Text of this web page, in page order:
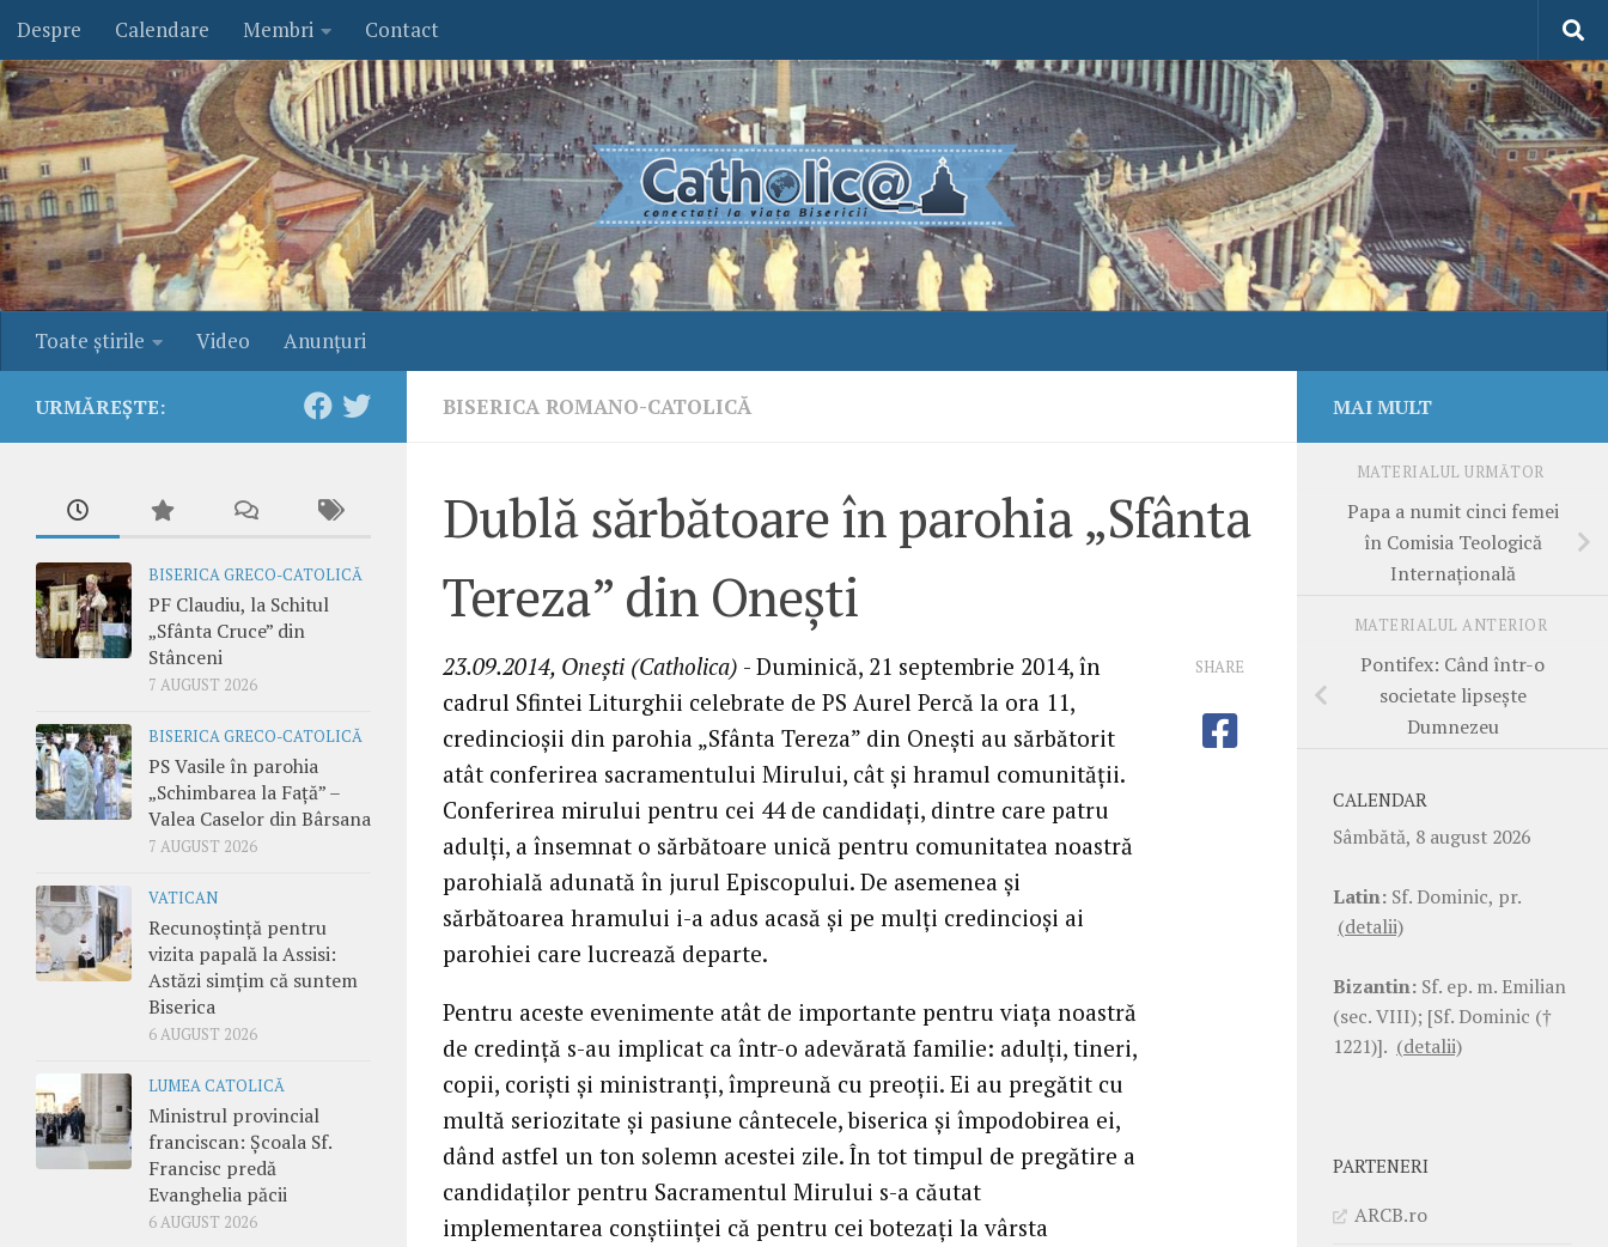
Skip to content
Despre Calendare Membri Contact
Toate ştirile Video Anunţuri
BISERICA ROMANO-CATOLICĂ
Dublă sărbătoare în parohia „Sfânta
Tereza” din Oneşti
23.09.2014, Oneşti (Catholica) - Duminică, 21 septembrie 2014, în
cadrul Sfintei Liturghii celebrate de PS Aurel Percă la ora 11,
credincioşii din parohia „Sfânta Tereza” din Oneşti au sărbătorit
atât conferirea sacramentului Mirului, cât şi hramul comunităţii.
Conferirea mirului pentru cei 44 de candidaţi, dintre care patru
adulţi, a însemnat o sărbătoare unică pentru comunitatea noastră
parohială adunată în jurul Episcopului. De asemenea şi
sărbătoarea hramului i-a adus acasă şi pe mulţi credincioşi ai
parohiei care lucrează departe.
Pentru aceste evenimente atât de importante pentru viaţa noastră
de credinţă s-au implicat ca într-o adevărată familie: adulţi, tineri,
copii, corişti şi ministranţi, împreună cu preoţii. Ei au pregătit cu
multă seriozitate şi pasiune cântecele, biserica şi împodobirea ei,
dând astfel un ton solemn acestei zile. În tot timpul de pregătire a
candidaţilor pentru Sacramentul Mirului s-a căutat
implementarea conştiinţei că pentru cei botezaţi la vârsta
SHARE
URMĂREȘTE:
BISERICA GRECO-CATOLICĂ
PF Claudiu, la Schitul
„Sfânta Cruce” din
Stânceni
7 AUGUST 2026
BISERICA GRECO-CATOLICĂ
PS Vasile în parohia
„Schimbarea la Față” –
Valea Caselor din Bârsana
7 AUGUST 2026
VATICAN
Recunoștință pentru
vizita papală la Assisi:
Astăzi simțim că suntem
Biserica
6 AUGUST 2026
LUMEA CATOLICĂ
Ministrul provincial
franciscan: Școala Sf.
Francisc predă
Evanghelia păcii
6 AUGUST 2026
MAI MULT
MATERIALUL URMĂTOR
Papa a numit cinci femei
în Comisia Teologică
Internaţională
MATERIALUL ANTERIOR
Pontifex: Când într-o
societate lipseşte
Dumnezeu
CALENDAR
Sâmbătă, 8 august 2026
Latin: Sf. Dominic, pr.
(detalii)
Bizantin: Sf. ep. m. Emilian
(sec. VIII); [Sf. Dominic (†
1221)]. (detalii)
PARTENERI
ARCB.ro